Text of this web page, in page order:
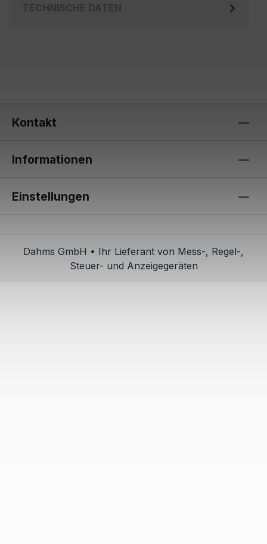
TECHNISCHE DATEN
Kontakt
Informationen
Einstellungen
Dahms GmbH • Ihr Lieferant von Mess-, Regel-,
Steuer- und Anzeigegeräten